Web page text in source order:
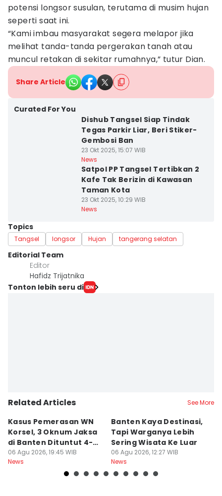
potensi longsor susulan, terutama di musim hujan
seperti saat ini.
“Kami imbau masyarakat segera melapor jika
melihat tanda-tanda pergerakan tanah atau
muncul retakan di sekitar rumahnya,” tutur Dian.
Share Article
Curated For You
Dishub Tangsel Siap Tindak
Tegas Parkir Liar, Beri Stiker-
Gembosi Ban
23 Okt 2025, 15:07 WIB
News
Satpol PP Tangsel Tertibkan 2
Kafe Tak Berizin di Kawasan
Taman Kota
23 Okt 2025, 10:29 WIB
News
Topics
Tangsel longsor Hujan tangerang selatan
Editorial Team
Editor
Hafidz Trijatnika
Tonton lebih seru di
Related Articles See More
Kasus Pemerasan WN
Korsel, 3 Oknum Jaksa
di Banten Dituntut 4-5
Tahun
06 Agu 2026, 19:45 WIB
News
Banten Kaya Destinasi,
Tapi Warganya Lebih
Sering Wisata Ke Luar
06 Agu 2026, 12:27 WIB
News